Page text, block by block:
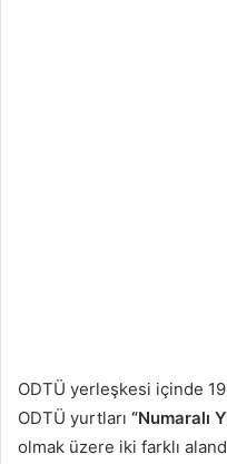
ODTÜ yerleşkesi içinde
ODTÜ yurtları “Numaralı
olmak üzere iki farklı